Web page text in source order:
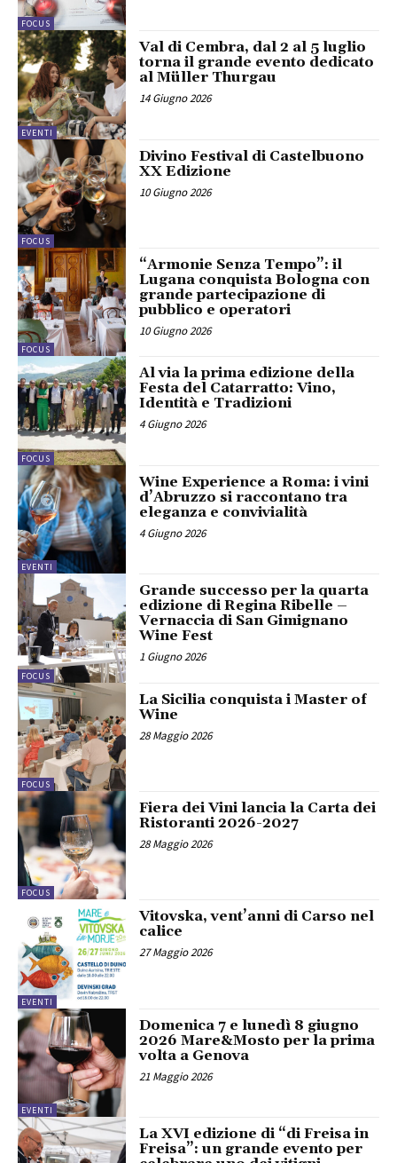
FOCUS
EVENTI
Val di Cembra, dal 2 al 5 luglio
torna il grande evento dedicato
al Müller Thurgau
14 Giugno 2026
FOCUS
Divino Festival di Castelbuono
XX Edizione
10 Giugno 2026
FOCUS
“Armonie Senza Tempo”: il
Lugana conquista Bologna con
grande partecipazione di
pubblico e operatori
10 Giugno 2026
FOCUS
Al via la prima edizione della
Festa del Catarratto: Vino,
Identità e Tradizioni
4 Giugno 2026
EVENTI
Wine Experience a Roma: i vini
d’Abruzzo si raccontano tra
eleganza e convivialità
4 Giugno 2026
FOCUS
Grande successo per la quarta
edizione di Regina Ribelle –
Vernaccia di San Gimignano
Wine Fest
1 Giugno 2026
FOCUS
La Sicilia conquista i Master of
Wine
28 Maggio 2026
FOCUS
Fiera dei Vini lancia la Carta dei
Ristoranti 2026-2027
28 Maggio 2026
EVENTI
Vitovska, vent’anni di Carso nel
calice
27 Maggio 2026
EVENTI
Domenica 7 e lunedì 8 giugno
2026 Mare&Mosto per la prima
volta a Genova
21 Maggio 2026
La XVI edizione di “di Freisa in
Freisa”: un grande evento per